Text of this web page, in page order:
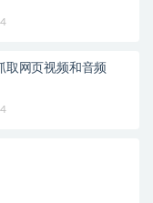
取网页视频和音频